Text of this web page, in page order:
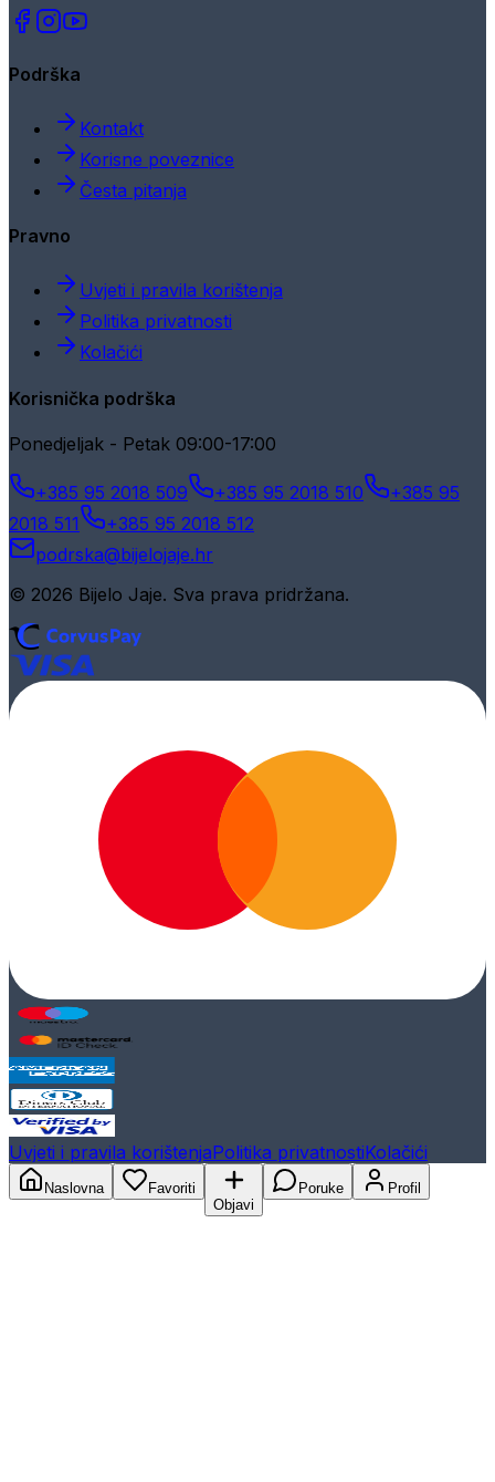
Podrška
Kontakt
Korisne poveznice
Česta pitanja
Pravno
Uvjeti i pravila korištenja
Politika privatnosti
Kolačići
Korisnička podrška
Ponedjeljak - Petak 09:00-17:00
+385 95 2018 509 +385 95 2018 510
+385 95
2018 511
+385 95 2018 512
podrska@bijelojaje.hr
© 2026 Bijelo Jaje. Sva prava pridržana.
Uvjeti i pravila korištenjaPolitika privatnostiKolačići
Naslovna
Favoriti
Objavi
Poruke Profil